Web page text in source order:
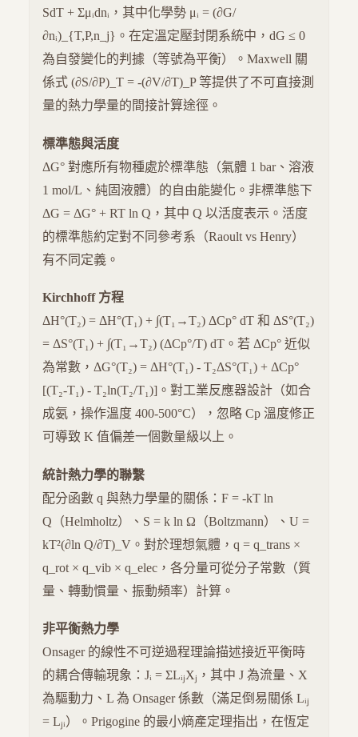
SdT + Σμᵢdnᵢ，其中化學勢 μᵢ = (∂G/
∂nᵢ)_{T,P,n_j}。在定溫定壓封閉系統中，dG ≤ 0
為自發變化的判據（等號為平衡）。Maxwell 關
係式 (∂S/∂P)_T = -(∂V/∂T)_P 等提供了不可直接測
量的熱力學量的間接計算途徑。
標準態與活度
ΔG° 對應所有物種處於標準態（氣體 1 bar、溶液
1 mol/L、純固液體）的自由能變化。非標準態下
ΔG = ΔG° + RT ln Q，其中 Q 以活度表示。活度
的標準態約定對不同參考系（Raoult vs Henry）
有不同定義。
Kirchhoff 方程
ΔH°(T₂) = ΔH°(T₁) + ∫(T₁→T₂) ΔCp° dT 和 ΔS°(T₂)
= ΔS°(T₁) + ∫(T₁→T₂) (ΔCp°/T) dT。若 ΔCp° 近似
為常數，ΔG°(T₂) = ΔH°(T₁) - T₂ΔS°(T₁) + ΔCp°
[(T₂-T₁) - T₂ln(T₂/T₁)]。對工業反應器設計（如合
成氨，操作溫度 400-500°C），忽略 Cp 溫度修正
可導致 K 值偏差一個數量級以上。
統計熱力學的聯繫
配分函數 q 與熱力學量的關係：F = -kT ln
Q（Helmholtz）、S = k ln Ω（Boltzmann）、U =
kT²(∂ln Q/∂T)_V。對於理想氣體，q = q_trans ×
q_rot × q_vib × q_elec，各分量可從分子常數（質
量、轉動慣量、振動頻率）計算。
非平衡熱力學
Onsager 的線性不可逆過程理論描述接近平衡時
的耦合傳輸現象：Jᵢ = ΣLᵢⱼXⱼ，其中 J 為流量、X
為驅動力、L 為 Onsager 係數（滿足倒易關係 Lᵢⱼ
= Lⱼᵢ）。Prigogine 的最小熵產定理指出，在恆定